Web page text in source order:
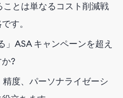
ことは単なるコスト削減戦
す。
ASA キャンペーンを超え
?
精度、パーソナライゼーシ